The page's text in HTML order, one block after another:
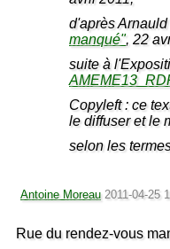
d'après
manqué", 22
suite à
Copyleft : ce
le diffuser et le
selon les
Antoine Moreau 2011-04-25
Rue du rendez-vous